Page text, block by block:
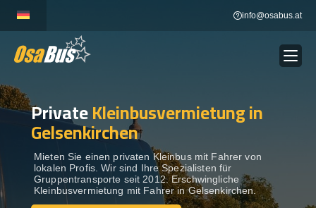
content
info@osabus.at
BUSVERMIETUNG Show dropdown
REISEZIELE
FLOTTE
PrivateKleinbusvermietung in
Gelsenkirchen
Mieten Sie einen privaten Kleinbus mit Fahrer von
lokalen Profis. Wir sind Ihre Spezialisten für
Gruppentransporte seit 2012. Erschwingliche
Kleinbusvermietung mit Fahrer in Gelsenkirchen.